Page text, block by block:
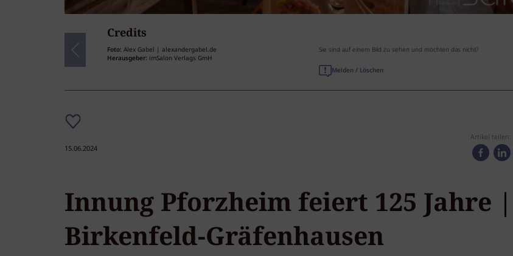
Credits
Foto: Alex Gabel | alexandergabel.de
Herausgeber: imSalon Verlags GmH
Sie sind auf einem Bild zu sehen und möchten das nicht?
Melden / Löschen
15.06.2024
Artikel teilen:
Innung Pforzheim feiert 125 Jahre |
Birkenfeld-Gräfenhausen